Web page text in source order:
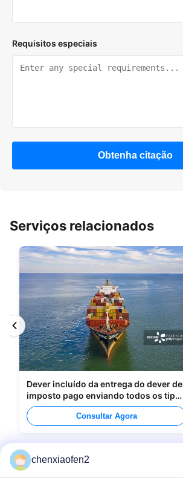
Requisitos especiais
Obtenha citação
Serviços relacionados
Dever incluído da entrega do dever de
imposto pago enviando todos os tipos
de empacotamento
Consultar Agora
chenxiaofen2